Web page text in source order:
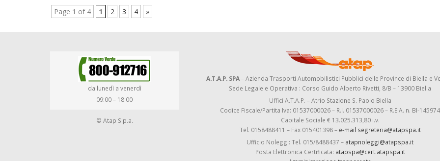
Page 1 of 4 1 2 3 4 »
da lunedì a venerdì
09:00 – 18:00
© Atap S.p.a.
A.T.A.P. SPA– Azienda Trasporti Automobilistici Pubblici delle Province di Biella e
Sede Legale e Operativa : Corso Guido Alberto Rivetti, 8/B – 13900 Biella
Uffici A.T.A.P. – Atrio Stazione S. Paolo Biella
Codice Fiscale/Partita Iva: 01537000026 – R.I. 01537000026 – R.E.A. n. BI-145974
Capitale Sociale € 13.025.313,80 i.v.
Tel. 0158488411 – Fax 015401398 – e-mail segreteria@atapspa.it
Ufficio Noleggi: Tel. 015/8488437 – atapnoleggi@atapspa.it
Posta Elettronica Certificata: atapspa@cert.atapspa.it